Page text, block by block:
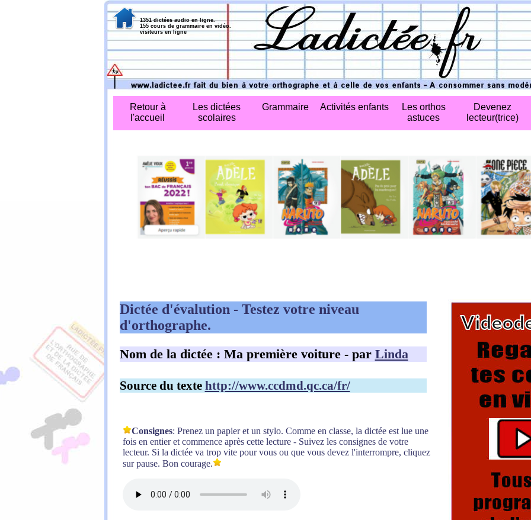
Dictée d'évalution - Testez votre niveau
d'orthographe.
Nom de la dictée : Ma première voiture - par Linda
Source du texte http://www.ccdmd.qc.ca/fr/
Consignes: Prenez un papier et un stylo. Comme en classe, la dictée est lue une
fois en entier et commence après cette lecture - Suivez les consignes de votre
lecteur. Si la dictée va trop vite pour vous ou que vous devez l'interrompre, cliquez
sur pause. Bon courage.